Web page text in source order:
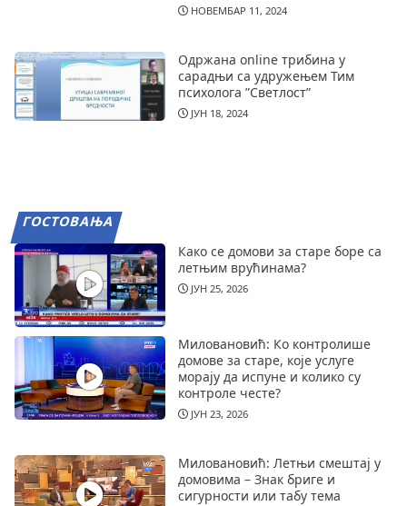
НОВЕМБАР 11, 2024
Одржана online трибина у
сарадњи са удружењем Тим
психолога ”Светлост”
ЈУН 18, 2024
ГОСТОВАЊА
Како се домови за старе боре са
летњим врућинама?
ЈУН 25, 2026
Миловановић: Ко контролише
домове за старе, које услуге
морају да испуне и колико су
контроле честе?
ЈУН 23, 2026
Миловановић: Летњи смештај у
домовима – Знак бриге и
сигурности или табу тема